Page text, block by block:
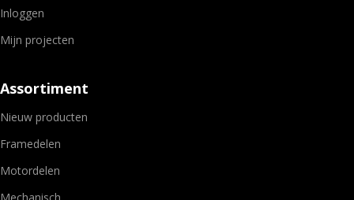
Inloggen
Mijn projecten
Assortiment
Nieuw producten
Framedelen
Motordelen